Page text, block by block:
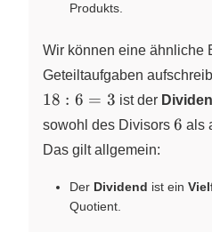
Produkts.
Wir können eine ähnliche
Geteiltaufgaben
18:6=3
18 : 6 = 3 ist der
sowohl des Divisors 6
6 als
Das gilt allgemein:
Der Dividend ist ein
Quotient.